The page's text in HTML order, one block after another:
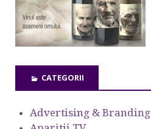
CATEGORII
Advertising & Branding